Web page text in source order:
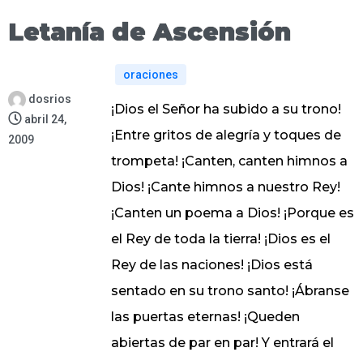
Letanía de Ascensión
dosrios
abril 24,
2009
oraciones
¡Dios el Señor ha subido a su trono!
¡Entre gritos de alegría y toques de
trompeta! ¡Canten, canten himnos a
Dios! ¡Cante himnos a nuestro Rey!
¡Canten un poema a Dios! ¡Porque es
el Rey de toda la tierra! ¡Dios es el
Rey de las naciones! ¡Dios está
sentado en su trono santo! ¡Ábranse
las puertas eternas! ¡Queden
abiertas de par en par! Y entrará el